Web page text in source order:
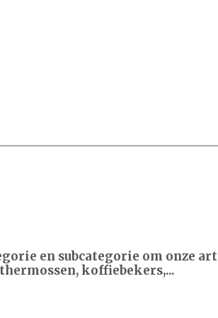
en subcategorie om onze
koffiebekers,...